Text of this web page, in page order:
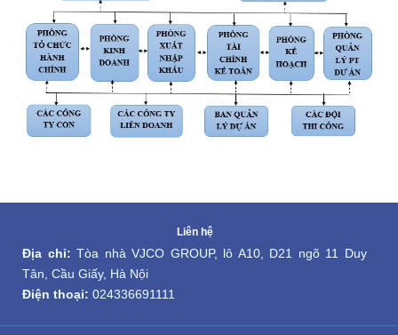
Liên hệ
Địa chỉ: Tòa nhà VJCO GROUP, lô A10, D21 ngõ 11 Duy
Tân, Cầu Giấy, Hà Nội
Điện thoại: 024336691111